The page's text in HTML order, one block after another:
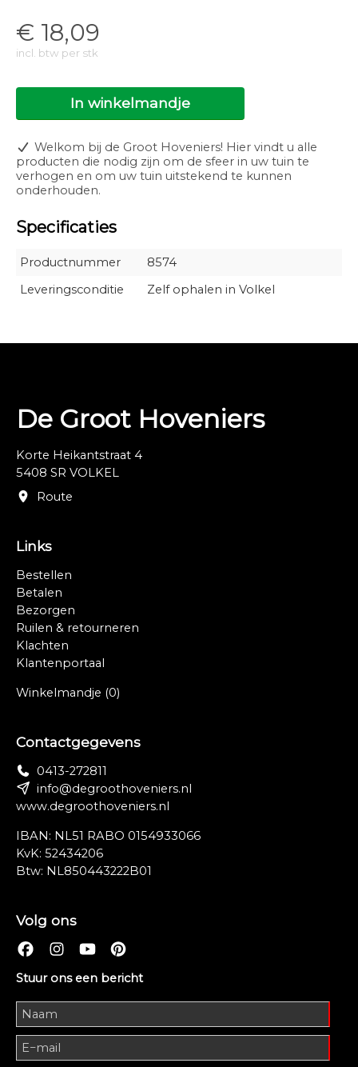
2,5 liter is geschikt voor vijvers tot 50 m²
10 liter is geschikt voor vijvers tot 200 m²
Veilig?
Moerings Bio Boost is niet giftig en niet schadelijk voor
vissen, rivierkreeftjes en andere levende wezens. Dit is
een 100% natuurlijk product.
€ 18,09
incl. btw per stk
In winkelmandje
Welkom bij de Groot Hoveniers! Hier vindt u alle
producten die nodig zijn om de sfeer in uw tuin te
verhogen en om uw tuin uitstekend te kunnen
onderhouden.
Specificaties
Productnummer
8574
Leveringsconditie
Zelf ophalen in Volkel
De Groot Hoveniers
Korte Heikantstraat 4
5408 SR VOLKEL
Route
Links
Bestellen
Betalen
Bezorgen
Ruilen & retourneren
Klachten
Klantenportaal
Winkelmandje (0)
Contactgegevens
0413-272811
info@degroothoveniers.nl
www.degroothoveniers.nl
IBAN: NL51 RABO 0154933066
KvK: 52434206
Btw: NL850443222B01
Volg ons
Stuur ons een bericht